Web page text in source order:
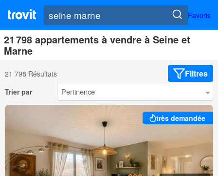
Favoris
21 798 appartements à vendre à Seine et
Marne
21 798 Résultats Filtres
Trier par
très demandée